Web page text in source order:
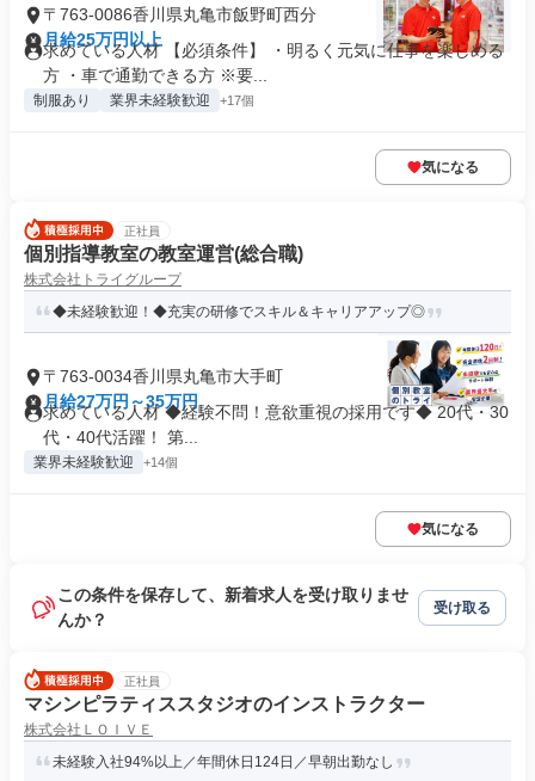
〒763-0086香川県丸亀市飯野町西分
月給25万円以上
求めている人材 【必須条件】 ・明るく元気に仕事を楽しめる
方 ・車で通勤できる方 ※要...
制服あり 業界未経験歓迎 +17個
気になる
正社員
個別指導教室の教室運営(総合職)
株式会社トライグループ
◆未経験歓迎！◆充実の研修でスキル＆キャリアアップ◎
〒763-0034香川県丸亀市大手町
月給27万円～35万円
求めている人材 ◆経験不問！意欲重視の採用です◆ 20代・30
代・40代活躍！ 第...
業界未経験歓迎 +14個
気になる
この条件を保存して、新着求人を受け取りませ
んか？
受け取る
正社員
マシンピラティススタジオのインストラクター
株式会社ＬＯＩＶＥ
未経験入社94%以上／年間休日124日／早朝出勤なし